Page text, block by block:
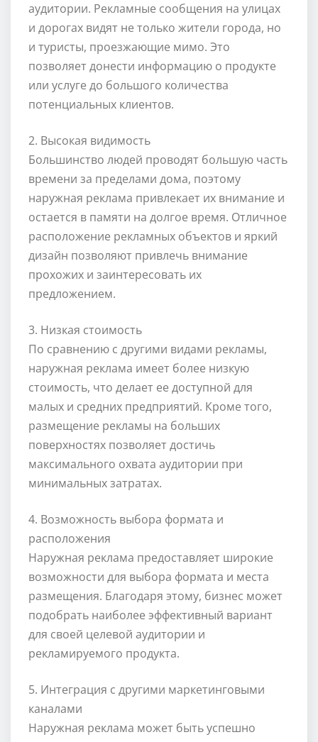
аудитории. Рекламные сообщения на улицах
и дорогах видят не только жители города, но
и туристы, проезжающие мимо. Это
позволяет донести информацию о продукте
или услуге до большого количества
потенциальных клиентов.
2. Высокая видимость
Большинство людей проводят большую часть
времени за пределами дома, поэтому
наружная реклама привлекает их внимание и
остается в памяти на долгое время. Отличное
расположение рекламных объектов и яркий
дизайн позволяют привлечь внимание
прохожих и заинтересовать их
предложением.
3. Низкая стоимость
По сравнению с другими видами рекламы,
наружная реклама имеет более низкую
стоимость, что делает ее доступной для
малых и средних предприятий. Кроме того,
размещение рекламы на больших
поверхностях позволяет достичь
максимального охвата аудитории при
минимальных затратах.
4. Возможность выбора формата и
расположения
Наружная реклама предоставляет широкие
возможности для выбора формата и места
размещения. Благодаря этому, бизнес может
подобрать наиболее эффективный вариант
для своей целевой аудитории и
рекламируемого продукта.
5. Интеграция с другими маркетинговыми
каналами
Наружная реклама может быть успешно